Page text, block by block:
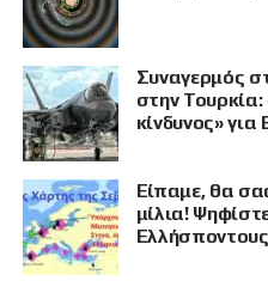
Συναγερμός
στην
κίνδυνος»
Είπαμε, θα
μίλια!
Ελλήσποντους